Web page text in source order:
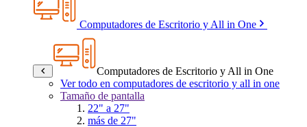
Computadores de Escritorio y All in One
Computadores de Escritorio y All in One
Ver todo en computadores de escritorio y all in one
Tamaño de pantalla
22" a 27"
más de 27"